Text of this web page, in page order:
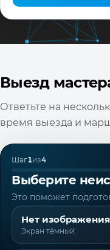
Выезд
Ответьте на
время выезда и
Шаг1из4
Выберите
Это поможет
Нет изображения
Экран тёмный